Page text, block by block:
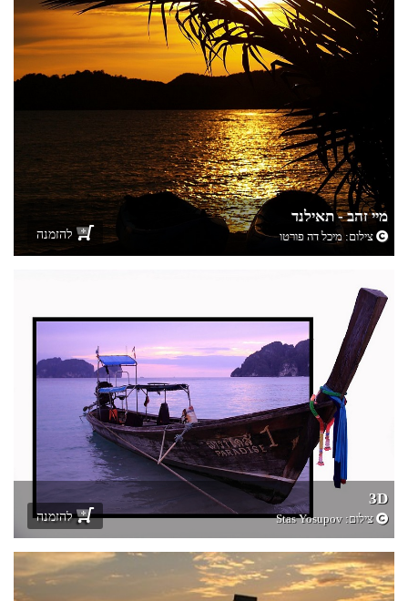
מיי זהב - תאילנד
צילום:מיכל דה פורטו להזמנה
3D
צילום: Stas Yosupov להזמנה